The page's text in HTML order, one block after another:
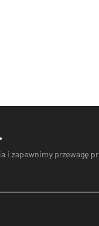
i zapewnimy przewagę